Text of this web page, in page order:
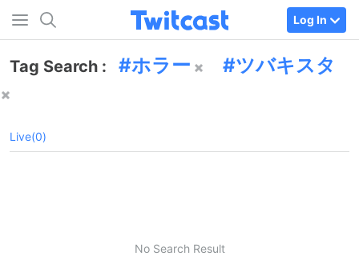
Log In
Tag Search : ホラー ツバキスタ
Live(0)
No Search Result